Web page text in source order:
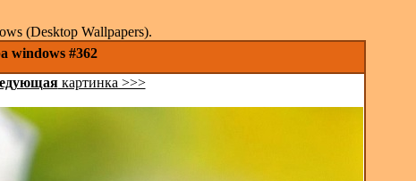
(Desktop Wallpapers).
windows #362
картинка >>>